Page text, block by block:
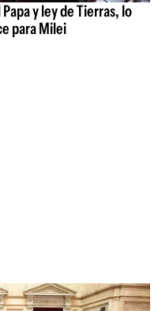
y ley de Tierras, lo
para Milei